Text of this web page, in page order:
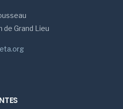
de Grand Lieu